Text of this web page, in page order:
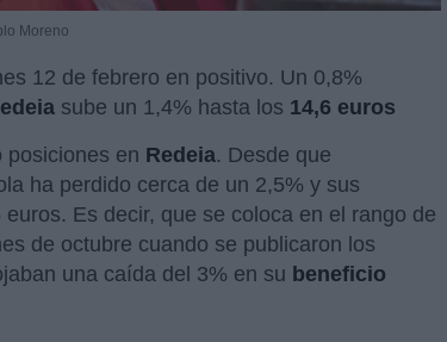
Moreno
12 de febrero en positivo. Un 0,8%
sube un 1,4% hasta los 14,6 euros
posiciones en Redeia. Desde que
ha perdido cerca de un 2,5% y sus
Es decir, que se coloca en el rango de
de octubre cuando se publicaron los
una caída del 3% en su beneficio